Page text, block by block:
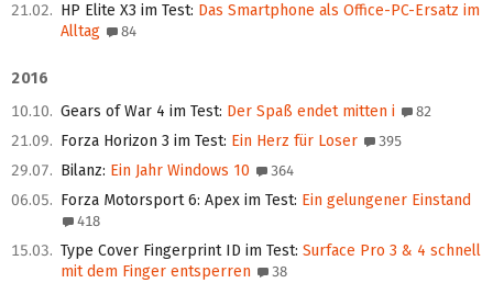
21.02. HP Elite X3 im Test: Das Smartphone als Office-PC‑Ersatz im
Alltag
84
2016
10.10. Gears of War 4 im Test: Der Spaß endet mitten i 82
21.09. Forza Horizon 3 im Test: Ein Herz für Loser 395
29.07. Bilanz: Ein Jahr Windows 10 364
06.05. Forza Motorsport 6: Apex im Test: Ein gelungener Einstand
418
15.03. Type Cover Fingerprint ID im Test: Surface Pro 3 & 4 schnell
mit dem Finger entsperren
38